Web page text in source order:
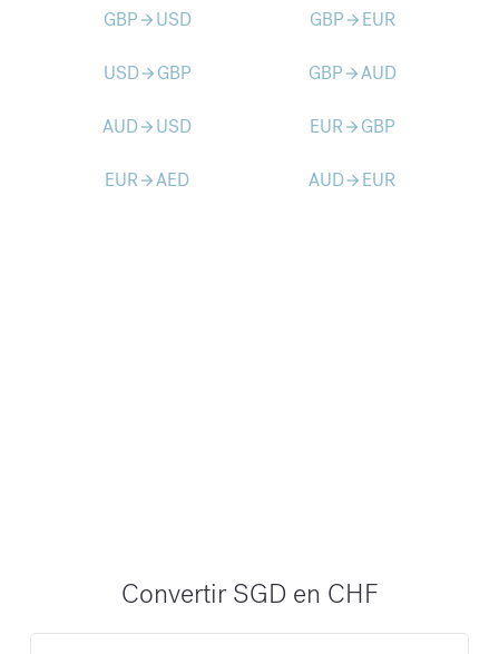
GBParrow_forward USD GBParrow_forward EUR
USDarrow_forward GBP GBParrow_forwardAUD
AUDarrow_forward USD EURarrow_forward GBP
EURarrow_forwardAED AUDarrow_forward EUR
Convertir SGD en CHF